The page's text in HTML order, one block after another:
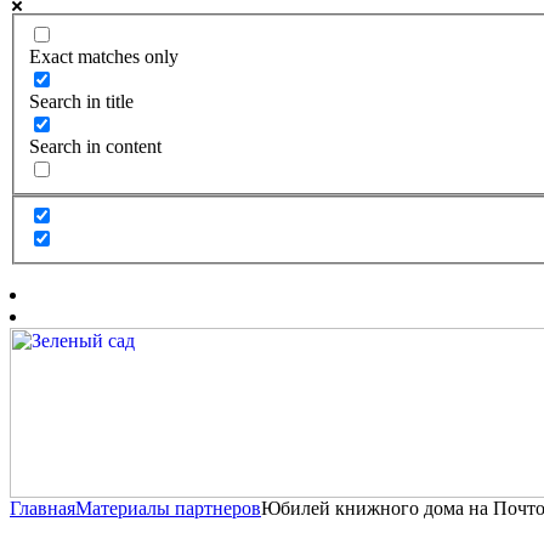
Exact matches only
Search in title
Search in content
ГлавнаяМатериалы партнеровЮбилей книжного дома на